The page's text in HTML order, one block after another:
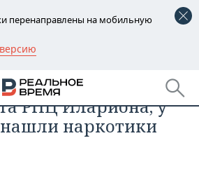
перенаправлены на мобильную
РПЦ Илариона, у
наркотики